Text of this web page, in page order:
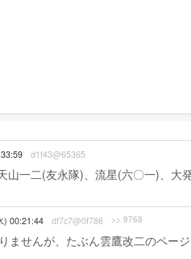
d1f43@65365
山一二(友永隊)、流星(六〇一)、
) 00:21:44 df7c7@0f786 >> 9768
ませんが、たぶん雲鷹改二のペー